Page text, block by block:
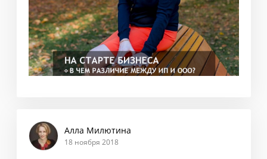
Алла Милютина
18 ноября 2018